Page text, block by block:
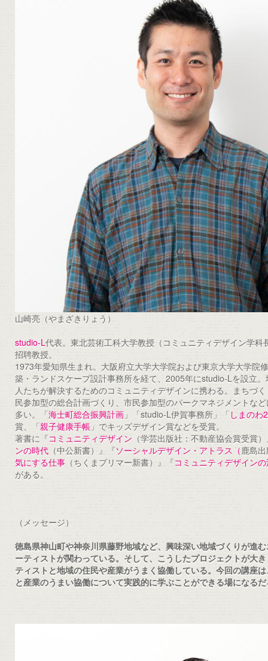
山崎亮（やまざきりょう）
studio-L代表。東北芸術工科大学教授（コミュニティデザイン学科
招聘教授。
1973年愛知県生まれ。大阪府立大学大学院および東京大学大学院
築・ランドスケープ設計事務所を経て、2005年にstudio-Lを設立
人たちが解決するためのコミュニティデザインに携わる。まちづ
民参加型の総合計画づくり、市民参加型のパークマネジメントな
多い。「海士町総合振興計画 」「studio-L伊賀事務所」「 しまのわ
賞、「親子健康手帳 」でキッズデザイン賞などを受賞。
著書に『コミュニティデザイン （学芸出版社：不動産協会賞受賞
ンの時代 （中公新書）』『ソーシャルデザイン・アトラス（鹿島
気にする仕事 （ちくまプリマー新書）』『コミュニティデザイン
がある。
（メッセージ）
徳島県神山町や神奈川県藤野地域など、興味深い地域づくりが進
ーティストが関わっている。そして、こうしたプロジェクトが大
ティストと地域の住民や産業がうまく協働している。今回の講座
と産業のうまい協働について実践的に学ぶことができる場になる